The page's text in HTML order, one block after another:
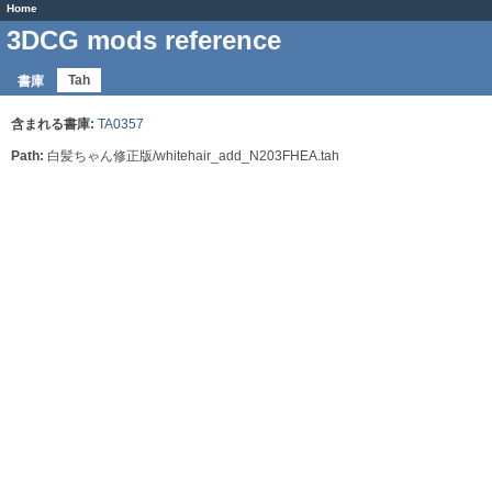
Home
3DCG mods reference
書庫 Tah
含まれる書庫: TA0357
Path: 白髪ちゃん修正版/whitehair_add_N203FHEA.tah